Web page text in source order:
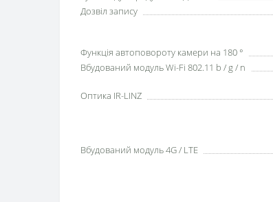
Дозвіл запису
Функція автоповороту камери на 180 °
Вбудований модуль Wi-Fi 802.11 b / g / n
Оптика IR-LINZ
Вбудований модуль 4G / LTE